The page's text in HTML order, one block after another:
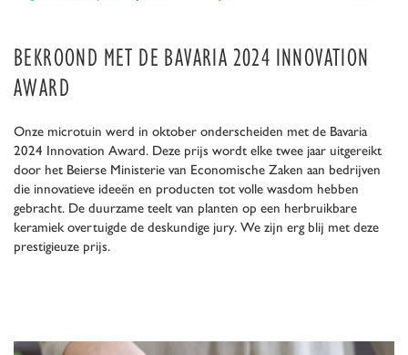
BEKROOND MET DE BAVARIA 2024 INNOVATION
AWARD
Onze microtuin werd in oktober onderscheiden met de Bavaria
2024 Innovation Award. Deze prijs wordt elke twee jaar uitgereikt
door het Beierse Ministerie van Economische Zaken aan bedrijven
die innovatieve ideeën en producten tot volle wasdom hebben
gebracht. De duurzame teelt van planten op een herbruikbare
keramiek overtuigde de deskundige jury. We zijn erg blij met deze
prestigieuze prijs.